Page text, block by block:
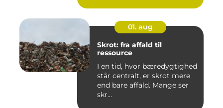
01. aug
Skrot: fra affald til
ressource
I en tid, hvor bæredygtighed
står centralt, er skrot mere
end bare affald. Mange ser
skr...